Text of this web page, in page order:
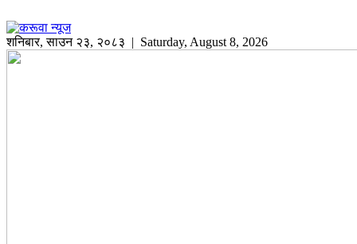
शनिबार,साउन २३, २०८३ | Saturday, August 8, 2026